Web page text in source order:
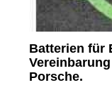
Batterien für
Porsche.